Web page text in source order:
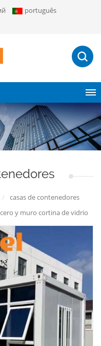
português
/
casas de contenedores
y muro cortina de vidrio